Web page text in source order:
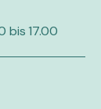
bis 17.00